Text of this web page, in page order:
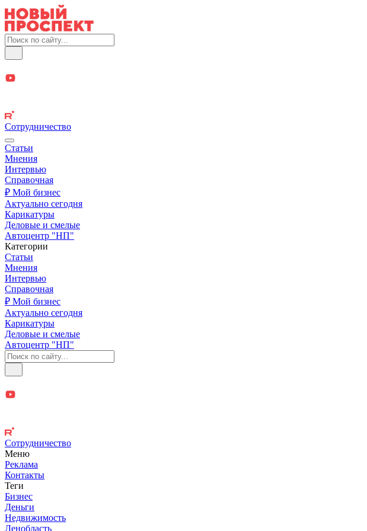
Сотрудничество
Статьи
Мнения
Интервью
Справочная
₽ Мой бизнес
Актуально сегодня
Карикатуры
Деловые и смелые
Автоцентр "НП"
Категории
Статьи
Мнения
Интервью
Справочная
₽ Мой бизнес
Актуально сегодня
Карикатуры
Деловые и смелые
Автоцентр "НП"
Сотрудничество
Меню
Реклама
Контакты
Теги
Бизнес
Деньги
Недвижимость
Ленобласть